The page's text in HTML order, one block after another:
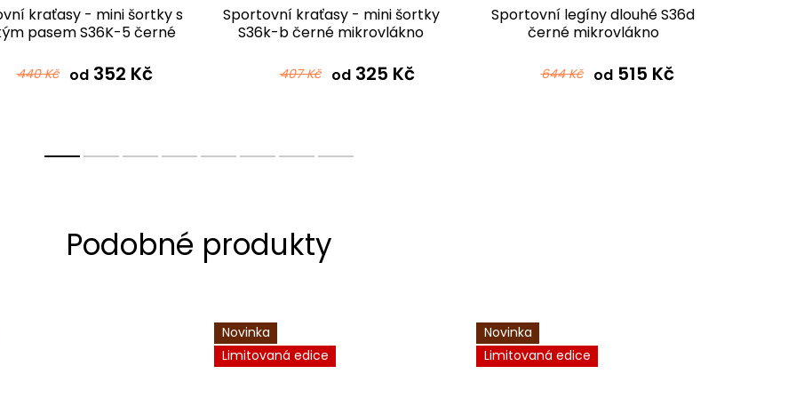
kraťasy - mini šortky s
pasem S36K-5 černé
440 Kč od352 Kč
Sportovní kraťasy - mini šortky
S36k-b černé mikrovlákno
407 Kč od325 Kč
Sportovní legíny dlouhé S36d
černé mikrovlákno
644 Kč od515 Kč
Novinka
Limitovaná edice
Novinka
Limitovaná edice